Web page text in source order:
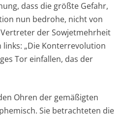
dass die größte Gefahr,
nun bedrohe, nicht von
der Sowjetmehrheit
„Die Konterrevolution
Tor einfallen, das der
Ohren der gemäßigten
Sie betrachteten die